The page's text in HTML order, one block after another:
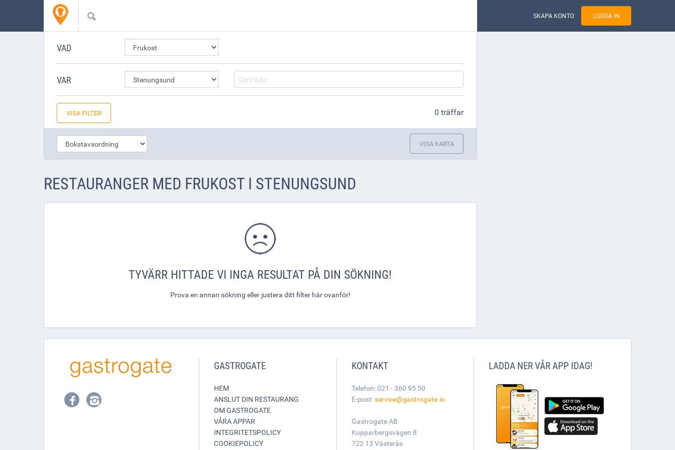
SKAPA KONTO LOGGA IN
VAD
VAR Område
VISA FILTER 0 träffar
VISA KARTA
RESTAURANGER MED FRUKOST I STENUNGSUND
TYVÄRR HITTADE VI INGA RESULTAT PÅ DIN SÖKNING!
Prova en annan sökning eller justera ditt filter här ovanför!
GASTROGATE
HEM
ANSLUT DIN RESTAURANG
OM GASTROGATE
VÅRA APPAR
INTEGRITETSPOLICY
COOKIEPOLICY
KONTAKT
Telefon: 021 - 360 95 50
E-post:service@gastrogate.io
Gastrogate AB
Kopparbergsvägen 8
722 13 Västerås
LADDA NER VÅR APP IDAG!